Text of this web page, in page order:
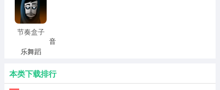
节奏盒子
音
乐舞蹈
版
进入
本类下载排行